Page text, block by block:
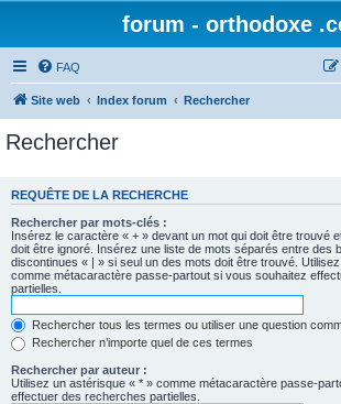
forum - orthodoxe
FAQ
Site web Index forum Rechercher
Rechercher
REQUÊTE DE LA RECHERCHE
Rechercher par mots-clés :
Insérez le caractère « + » devant un mot qui doit être trouvé
doit être ignoré. Insérez une liste de mots séparés entre des
discontinues « | » si seul un des mots doit être trouvé.
comme métacaractère passe-partout si vous souhaitez
partielles.
Rechercher tous les termes ou utiliser une question
Rechercher n’importe quel de ces termes
Rechercher par auteur :
Utilisez un astérisque « * » comme métacaractère passe-
effectuer des recherches partielles.